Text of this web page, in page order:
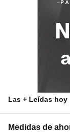
Las + Leídas hoy
Medidas de